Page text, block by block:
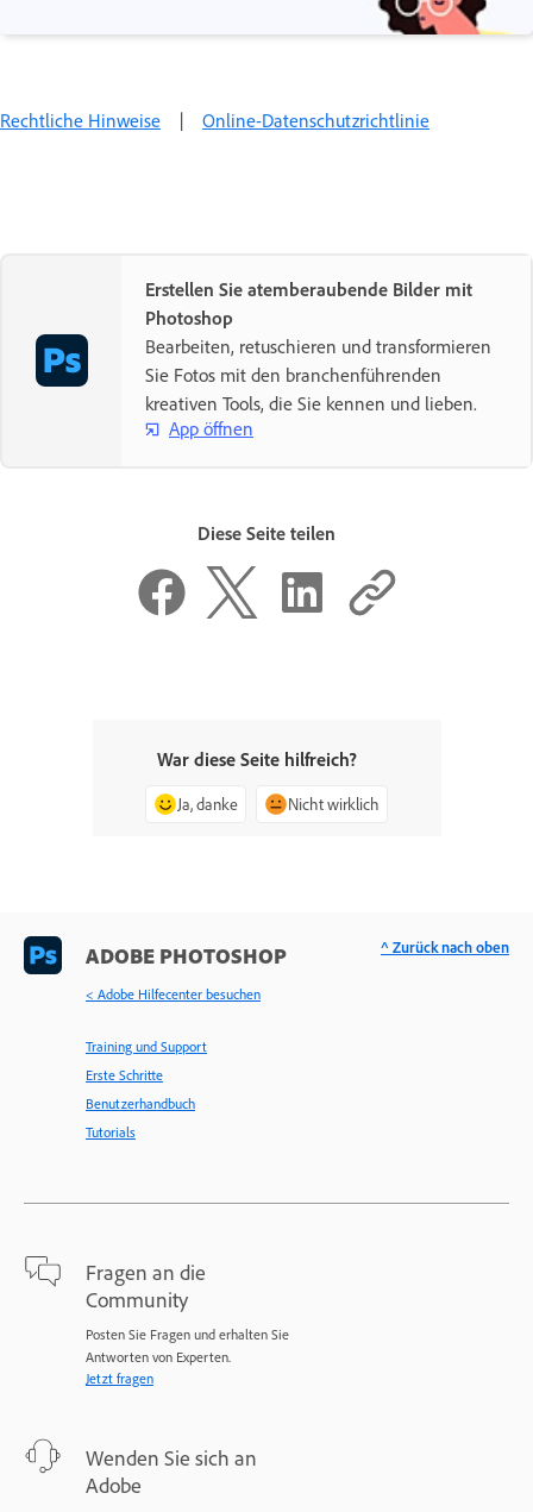
Rechtliche Hinweise | Online-Datenschutzrichtlinie
Erstellen Sie atemberaubende Bilder mit
Photoshop
Bearbeiten, retuschieren und transformieren
Sie Fotos mit den branchenführenden
kreativen Tools, die Sie kennen und lieben.
App öffnen
Diese Seite teilen
War diese Seite hilfreich?
Ja, danke Nicht wirklich
ADOBE PHOTOSHOP
< Adobe Hilfecenter besuchen
Training und Support
Erste Schritte
Benutzerhandbuch
Tutorials
Fragen an die
Community
Posten Sie Fragen und erhalten Sie
Antworten von Experten.
Jetzt fragen
Wenden Sie sich an
Adobe
^ Zurück nach oben